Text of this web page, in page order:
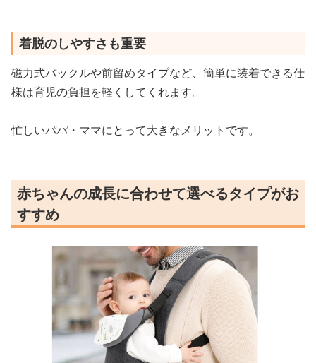
着脱のしやすさも重要
磁力式バックルや前留めタイプなど、簡単に装着できる仕
様は育児の負担を軽くしてくれます。
忙しいパパ・ママにとって大きなメリットです。
赤ちゃんの成長に合わせて選べるタイプがお
すすめ